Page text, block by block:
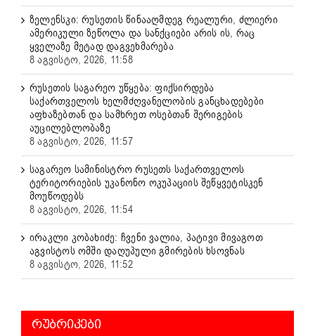
ზელენსკი: რუსეთის წინააღმდეგ რეალური, ძლიერი
ამერიკული ზეწოლა და სანქციები არის ის, რაც
ყველაზე მეტად დაგვეხმარება
8 აგვისტო, 2026, 11:58
რუსეთის საგარეო უწყება: ფიქსირდება
საქართველოს ხელმძღვანელობის განცხადებები
აფხაზებთან და სამხრეთ ოსებთან შერიგების
აუცილებლობაზე
8 აგვისტო, 2026, 11:57
საგარეო სამინისტრო რუსეთს საქართველოს
ტერიტორიების უკანონო ოკუპაციის შეწყვეტისკენ
მოუწოდებს
8 აგვისტო, 2026, 11:54
ირაკლი კობახიძე: ჩვენი ვალია, პატივი მივაგოთ
აგვისტოს ომში დაღუპული გმირების ხსოვნას
8 აგვისტო, 2026, 11:52
ᲠᲣᲑᲠᲘᲙᲔᲑᲘ